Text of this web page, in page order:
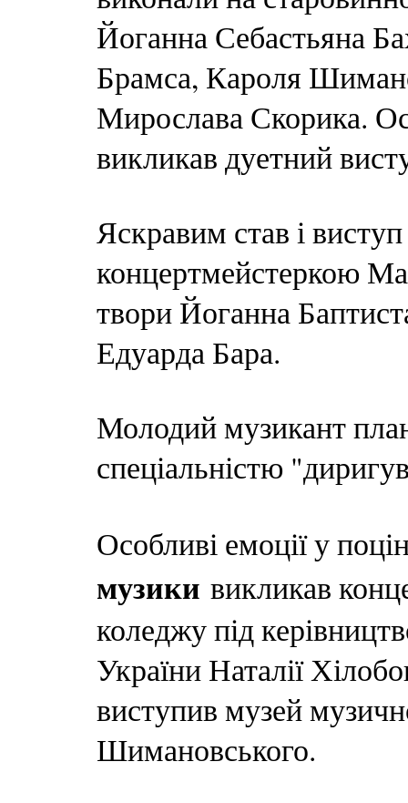
Йоганна Себастьяна
Брамса, Кароля
Мирослава Скорика.
викликав дуетний
Яскравим став і
концертмейстеркою
твори Йоганна
Едуарда Бара.
Молодий музикант
спеціальністю
Особливі емоції у
музики викликав
коледжу під
України Наталії
виступив музей
Шимановського.